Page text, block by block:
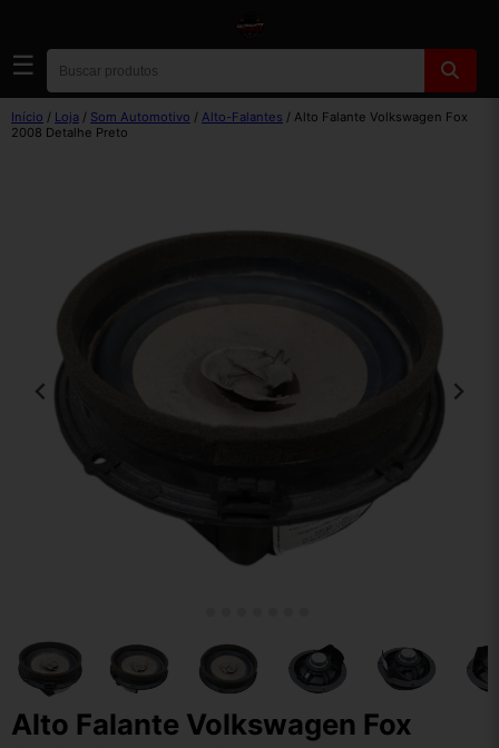
☰
Início / Loja / Som Automotivo / Alto-Falantes / Alto Falante Volkswagen Fox
2008 Detalhe Preto
Alto Falante Volkswagen Fox